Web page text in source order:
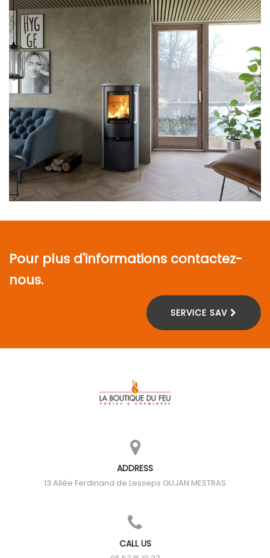
Pour plus d'informations contactez-
nous.
SERVICE SAV
ADDRESS
13 Allée Ferdinand de Lesseps GUJAN MESTRAS
CALL US